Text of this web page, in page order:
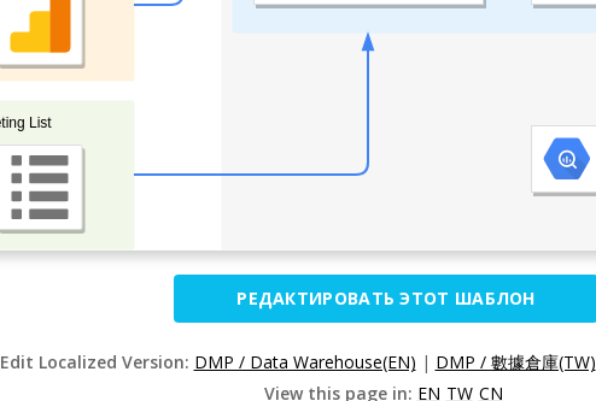
РЕДАКТИРОВАТЬ ЭТОТ ШАБЛОН
Edit Localized Version: DMP / Data Warehouse(EN) | DMP / 數據倉庫(TW)
View this page in: EN TW CN